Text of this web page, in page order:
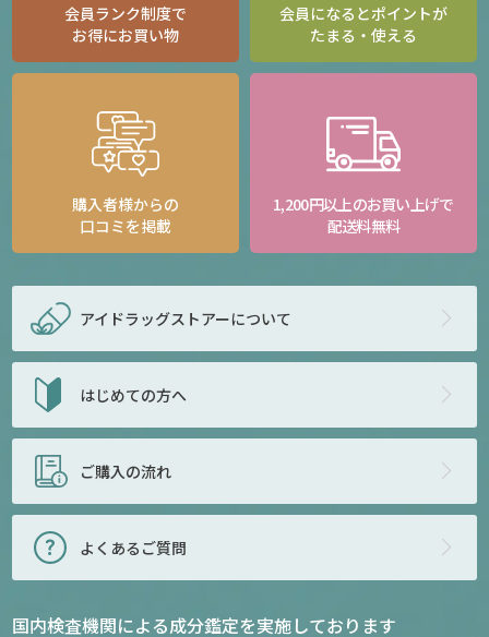
会員ランク制度で
お得にお買い物
会員になるとポイントが
たまる・使える
購入者様からの
口コミを掲載
1,200円以上のお買い上げで
配送料無料
アイドラッグストアーについて
はじめての方へ
ご購入の流れ
よくあるご質問
国内検査機関による成分鑑定を実施しております